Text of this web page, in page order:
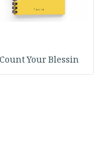
Count Your Blessin